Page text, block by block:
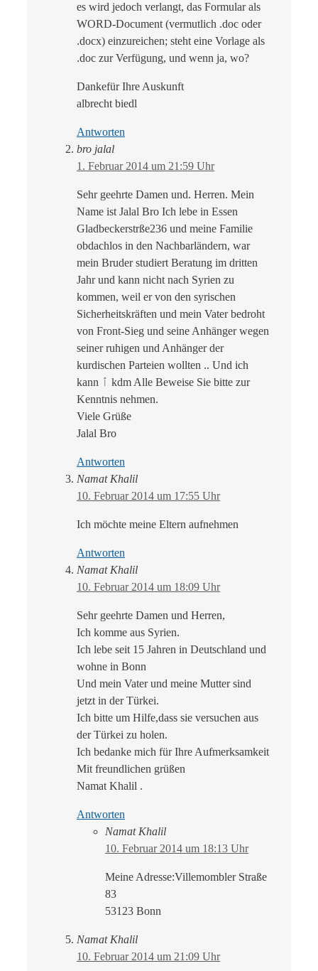
es wird jedoch verlangt, das Formular als
WORD-Document (vermutlich .doc oder
.docx) einzureichen; steht eine Vorlage als
.doc zur Verfügung, und wenn ja, wo?
Dankefür Ihre Auskunft
albrecht biedl
Antworten
bro jalal
1. Februar 2014 um 21:59 Uhr
Sehr geehrte Damen und. Herren. Mein
Name ist Jalal Bro Ich lebe in Essen
Gladbeckerstrße236 und meine Familie
obdachlos in den Nachbarländern, war
mein Bruder studiert Beratung im dritten
Jahr und kann nicht nach Syrien zu
kommen, weil er von den syrischen
Sicherheitskräften und mein Vater bedroht
von Front-Sieg und seine Anhänger wegen
seiner ruhigen und Anhänger der
kurdischen Parteien wollten .. Und ich
kann ٱ kdm Alle Beweise Sie bitte zur
Kenntnis nehmen.
Viele Grüße
Jalal Bro
Antworten
Namat Khalil
10. Februar 2014 um 17:55 Uhr
Ich möchte meine Eltern aufnehmen
Antworten
Namat Khalil
10. Februar 2014 um 18:09 Uhr
Sehr geehrte Damen und Herren,
Ich komme aus Syrien.
Ich lebe seit 15 Jahren in Deutschland und
wohne in Bonn
Und mein Vater und meine Mutter sind
jetzt in der Türkei.
Ich bitte um Hilfe,dass sie versuchen aus
der Türkei zu holen.
Ich bedanke mich für Ihre Aufmerksamkeit
Mit freundlichen grüßen
Namat Khalil .
Antworten
Namat Khalil
10. Februar 2014 um 18:13 Uhr
Meine Adresse:Villemombler Straße
83
53123 Bonn
Namat Khalil
10. Februar 2014 um 21:09 Uhr